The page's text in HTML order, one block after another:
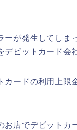
ーが発生してしま
デビットカード会
カードの利用上
お店でデビットカ